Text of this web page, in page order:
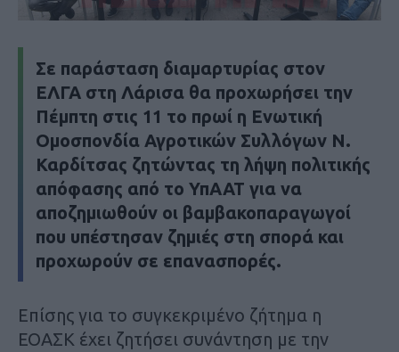
Σε παράσταση διαμαρτυρίας στον
ΕΛΓΑ στη Λάρισα θα προχωρήσει την
Πέμπτη στις 11 το πρωί η Ενωτική
Ομοσπονδία Αγροτικών Συλλόγων Ν.
Καρδίτσας ζητώντας τη λήψη πολιτικής
απόφασης από το ΥπΑΑΤ για να
αποζημιωθούν οι βαμβακοπαραγωγοί
που υπέστησαν ζημιές στη σπορά και
προχωρούν σε επανασπορές.
Επίσης για το συγκεκριμένο ζήτημα η
ΕΟΑΣΚ έχει ζητήσει συνάντηση με την